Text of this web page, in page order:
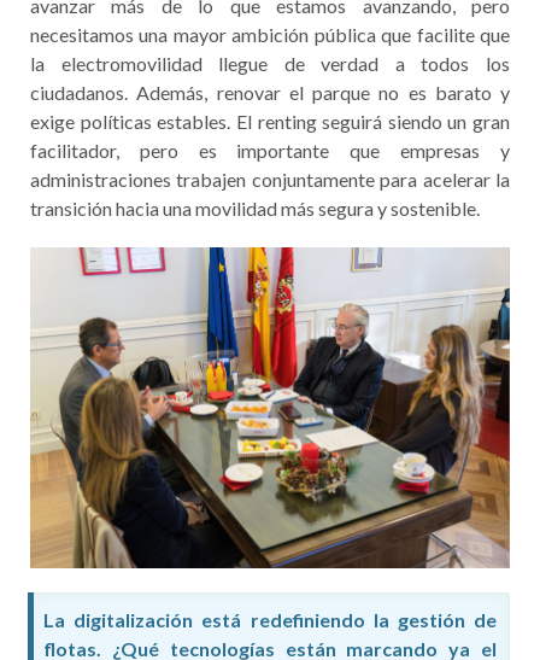
avanzar más de lo que estamos avanzando, pero
necesitamos una mayor ambición pública que facilite que
la electromovilidad llegue de verdad a todos los
ciudadanos. Además, renovar el parque no es barato y
exige políticas estables. El renting seguirá siendo un gran
facilitador, pero es importante que empresas y
administraciones trabajen conjuntamente para acelerar la
transición hacia una movilidad más segura y sostenible.
La digitalización está redefiniendo la gestión de
flotas. ¿Qué tecnologías están marcando ya el